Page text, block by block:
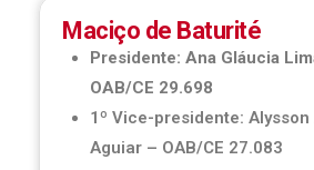
Maciço de Baturité
Presidente: Ana Gláucia
OAB/CE 29.698
1º Vice-presidente: Alysson
Aguiar – OAB/CE 27.083